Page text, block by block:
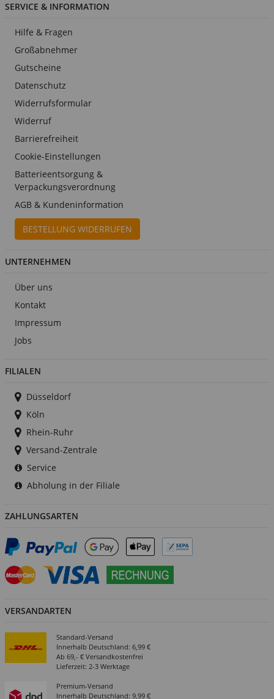
SERVICE & INFORMATION
Hilfe & Fragen
Großabnehmer
Gutscheine
Datenschutz
Widerrufsformular
Widerruf
Barrierefreiheit
Cookie-Einstellungen
Batterieentsorgung &
Verpackungsverordnung
AGB & Kundeninformation
BESTELLUNG WIDERRUFEN
UNTERNEHMEN
Über uns
Kontakt
Impressum
Jobs
FILIALEN
Düsseldorf
Köln
Rhein-Ruhr
Versand-Zentrale
Service
Abholung in der Filiale
ZAHLUNGSARTEN
VERSANDARTEN
Standard-Versand
Innerhalb Deutschland: 6,99 €
Ab 69,- € Versandkostenfrei
Lieferzeit: 2-3 Werktage
Premium-Versand
Innerhalb Deutschland: 9,99 €